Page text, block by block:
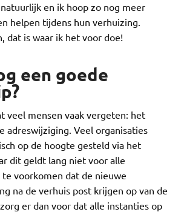
en ik hoop zo nog meer
helpen tijdens hun verhuizing.
dat is waar ik het voor doe!
een goede
veel mensen vaak vergeten: het
adreswijziging. Veel organisaties
op de hoogte gesteld via het
dit geldt lang niet voor alle
voorkomen dat de nieuwe
na de verhuis post krijgen op van de
er dan voor dat alle instanties op